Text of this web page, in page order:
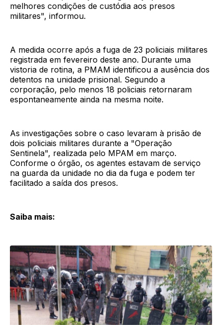
melhores condições de custódia aos presos
militares", informou.
A medida ocorre após a fuga de 23 policiais militares
registrada em fevereiro deste ano. Durante uma
vistoria de rotina, a PMAM identificou a ausência dos
detentos na unidade prisional. Segundo a
corporação, pelo menos 18 policiais retornaram
espontaneamente ainda na mesma noite.
As investigações sobre o caso levaram à prisão de
dois policiais militares durante a "Operação
Sentinela", realizada pelo MPAM em março.
Conforme o órgão, os agentes estavam de serviço
na guarda da unidade no dia da fuga e podem ter
facilitado a saída dos presos.
Saiba mais: